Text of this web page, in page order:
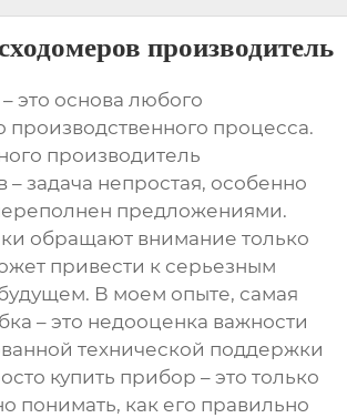
производитель
– это основа любого
производственного процесса.
производитель
– задача непростая, особенно
предложениями.
обращают внимание только
привести к серьезным
В моем опыте, самая
– это недооценка важности
технической поддержки
купить прибор – это только
понимать, как его правильно